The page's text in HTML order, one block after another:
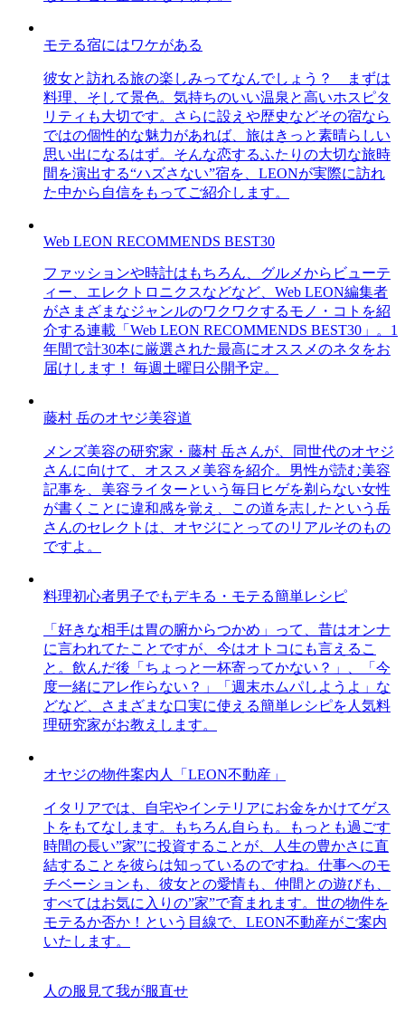
モテる宿にはワケがある
彼女と訪れる旅の楽しみってなんでしょう？ まずは
料理、そして景色。気持ちのいい温泉と高いホスピタ
リティも大切です。さらに設えや歴史などその宿なら
ではの個性的な魅力があれば、旅はきっと素晴らしい
思い出になるはず。そんな恋するふたりの大切な旅時
間を演出する“ハズさない”宿を、LEONが実際に訪れ
た中から自信をもってご紹介します。
Web LEON RECOMMENDS BEST30
ファッションや時計はもちろん、グルメからビューテ
ィー、エレクトロニクスなどなど、Web LEON編集者
がさまざまなジャンルのワクワクするモノ・コトを紹
介する連載「Web LEON RECOMMENDS BEST30」。1
年間で計30本に厳選された最高にオススメのネタをお
届けします！ 毎週土曜日公開予定。
藤村 岳のオヤジ美容道
メンズ美容の研究家・藤村 岳さんが、同世代のオヤジ
さんに向けて、オススメ美容を紹介。男性が読む美容
記事を、美容ライターという毎日ヒゲを剃らない女性
が書くことに違和感を覚え、この道を志したという岳
さんのセレクトは、オヤジにとってのリアルそのもの
ですよ。
料理初心者男子でもデキる・モテる簡単レシピ
「好きな相手は胃の腑からつかめ」って、昔はオンナ
に言われてたことですが、今はオトコにも言えるこ
と。飲んだ後「ちょっと一杯寄ってかない？」、「今
度一緒にアレ作らない？」「週末ホムパしようよ」な
どなど、さまざまな口実に使える簡単レシピを人気料
理研究家がお教えします。
オヤジの物件案内人「LEON不動産」
イタリアでは、自宅やインテリアにお金をかけてゲス
トをもてなします。もちろん自らも。もっとも過ごす
時間の長い”家”に投資することが、人生の豊かさに直
結することを彼らは知っているのですね。仕事へのモ
チベーションも、彼女との愛情も、仲間との遊びも、
すべてはお気に入りの”家”で育まれます。世の物件を
モテるか否か！という目線で、LEON不動産がご案内
いたします。
人の服見て我が服直せ